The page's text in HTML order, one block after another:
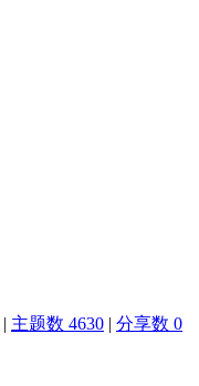
| 主题数 4630 | 分享数 0